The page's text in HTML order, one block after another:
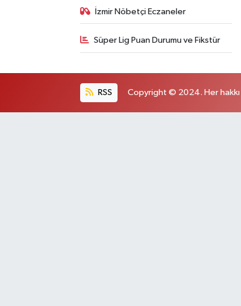
İzmir Nöbetçi Eczaneler
Süper Lig Puan Durumu ve Fikstür
RSS Copyright © 2024. Her hakkı